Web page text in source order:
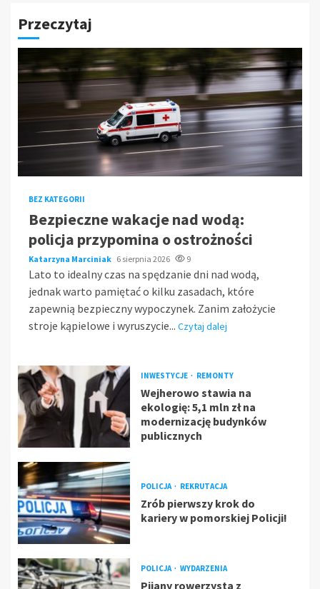
Przeczytaj
BEZ KATEGORII
Bezpieczne wakacje nad wodą:
policja przypomina o ostrożności
Katarzyna Marciniak 6 sierpnia 2026 9
Lato to idealny czas na spędzanie dni nad wodą,
jednak warto pamiętać o kilku zasadach, które
zapewnią bezpieczny wypoczynek. Zanim założycie
stroje kąpielowe i wyruszycie... Czytaj dalej
INWESTYCJE REMONTY
Wejherowo stawia na
ekologię: 5,1 mln zł na
modernizację budynków
publicznych
POLICJA REKRUTACJA
Zrób pierwszy krok do
kariery w pomorskiej Policji!
POLICJA WYDARZENIA
Pijany rowerzysta z